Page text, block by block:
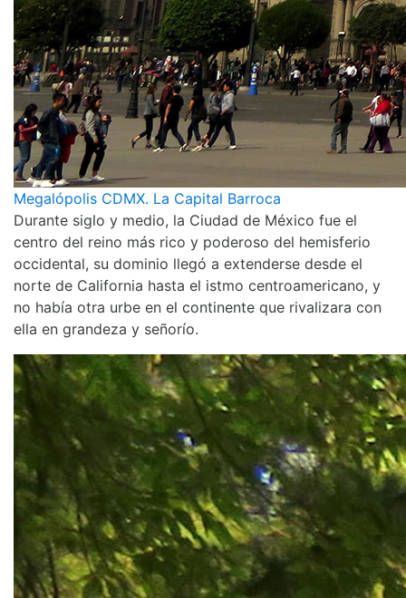
Megalópolis CDMX. La Capital Barroca
Durante siglo y medio, la Ciudad de México fue el
centro del reino más rico y poderoso del hemisferio
occidental, su dominio llegó a extenderse desde el
norte de California hasta el istmo centroamericano, y
no había otra urbe en el continente que rivalizara con
ella en grandeza y señorío.